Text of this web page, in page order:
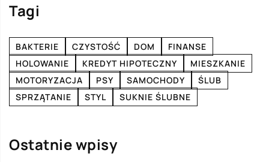
Tagi
BAKTERIE CZYSTOŚĆ DOM
FINANSE
HOLOWANIE
KREDYT HIPOTECZNY
MIESZKANIE
MOTORYZACJA
PSY SAMOCHODY
ŚLUB
SPRZĄTANIE
STYL SUKNIE ŚLUBNE
Ostatnie wpisy